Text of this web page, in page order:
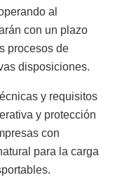
al
con un plazo
procesos de
disposiciones.
y requisitos
y protección
con
para la carga